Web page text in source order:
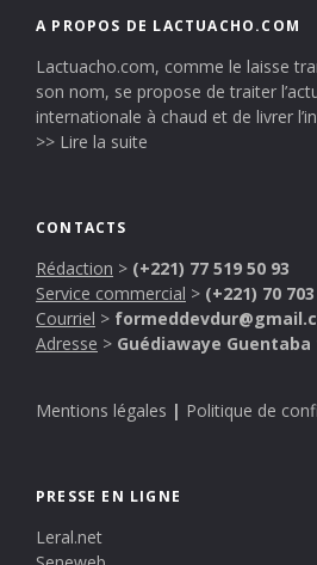
A PROPOS DE LACTUACHO.COM
Lactuacho.com, comme le laisse
son nom, se propose de traiter
internationale à chaud et de livrer
>> Lire la suite
CONTACTS
Rédaction > (+221) 77 519 50 93
Service commercial > (+221) 70
Courriel >
Adresse > Guédiawaye Guentaba
Mentions légales | Politique de
PRESSE EN LIGNE
Leral.net